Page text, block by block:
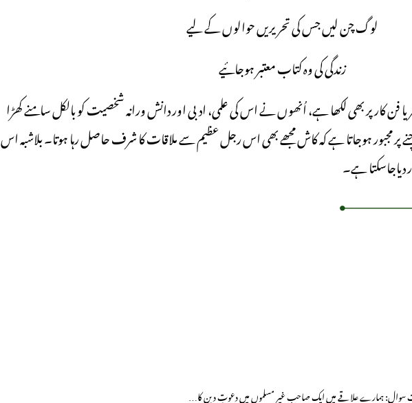
لوگ چن لیں جس کی تحریریں حوالوں کے لیے
زندگی کی وہ کتاب معتبر ہوجائیے
کار پر بھی لکھا ہے، اُنھوں نے اس کی علمی، ادبی اور دانش ورانہ شخصیت کو بالکل سامنے کھڑا
پر مجبور ہوجاتا ہے کہ کاش مجھے بھی اس رجل عظیم سے ملاقات کا شرف حاصل رہا ہوتا۔ بلاشبہ اس
دیاجاسکتا ہے۔
سوال: ہمارے علاقے میں ایک صاحب غیر مسلموں میں دعوتِ دین کا…